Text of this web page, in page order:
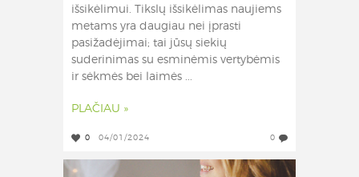
išsikėlimui. Tikslų išsikėlimas naujiems
metams yra daugiau nei įprasti
pasižadėjimai; tai jūsų siekių
suderinimas su esminėmis vertybėmis
ir sėkmės bei laimės ...
PLAČIAU »
0 04/01/2024 0